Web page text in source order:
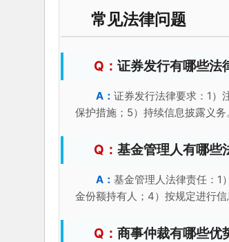
常见法律问题
证券发行有哪些法
证券发行法律要求：1）
保护措施；5）持续信息披露义务
基金管理人有哪些
基金管理人法律责任：1
金份额持有人；4）按规定进行
商事仲裁有哪些优